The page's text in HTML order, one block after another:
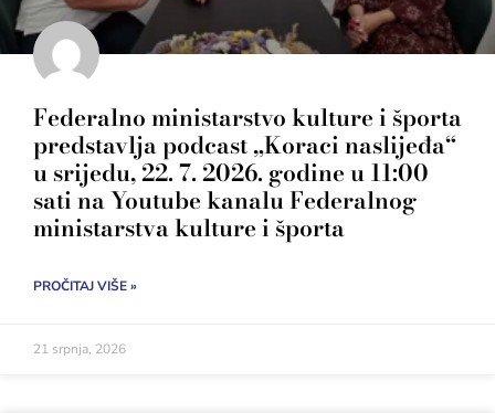
Federalno ministarstvo kulture i športa
predstavlja podcast „Koraci naslijeđa“
u srijedu, 22. 7. 2026. godine u 11:00
sati na Youtube kanalu Federalnog
ministarstva kulture i športa
PROČITAJ VIŠE »
21 srpnja, 2026